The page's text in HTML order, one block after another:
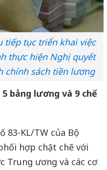
tiếp tục triển khai việc
thực hiện Nghị quyết
chính sách tiền lương
bảng lương và 9 chế
83-KL/TW của Bộ
hợp chặt chẽ với
Trung ương và các cơ